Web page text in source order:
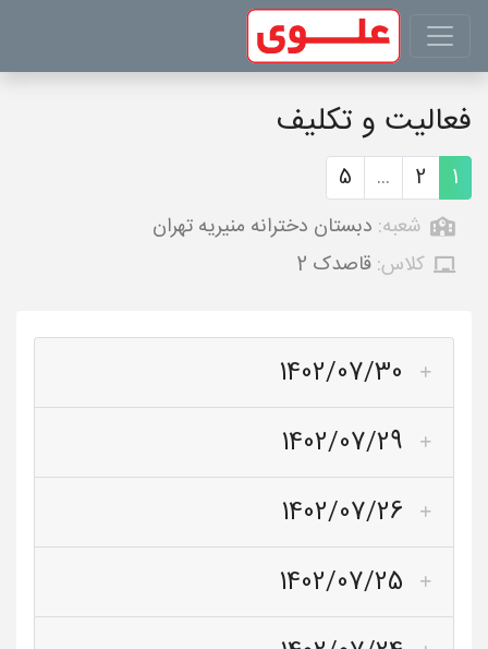
فعالیت و تکلیف
1
2
...
5
شعبه: دبستان دخترانه منیریه تهران
کلاس: قاصدک 2
1402/07/30
1402/07/29
1402/07/26
1402/07/25